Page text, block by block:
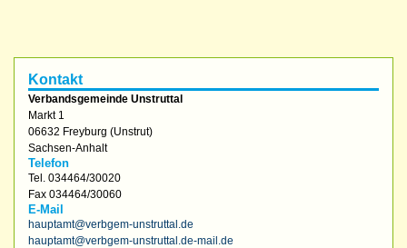
Kontakt
Verbandsgemeinde Unstruttal
Markt 1
06632 Freyburg (Unstrut)
Sachsen-Anhalt
Telefon
Tel. 034464/30020
Fax 034464/30060
E-Mail
hauptamt@verbgem-unstruttal.de
hauptamt@verbgem-unstruttal.de-mail.de